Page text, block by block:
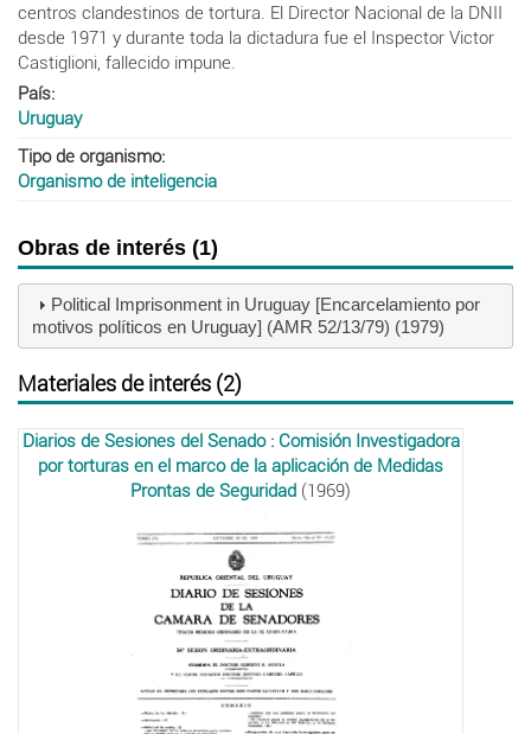
centros clandestinos de tortura. El Director Nacional de la DNII
desde 1971 y durante toda la dictadura fue el Inspector Victor
Castiglioni, fallecido impune.
País
Uruguay
Tipo de organismo
Organismo de inteligencia
Obras de interés (1)
Political Imprisonment in Uruguay [Encarcelamiento por
motivos políticos en Uruguay] (AMR 52/13/79) (1979)
Materiales de interés (2)
Diarios de Sesiones del Senado : Comisión Investigadora
por torturas en el marco de la aplicación de Medidas
Prontas de Seguridad (1969)